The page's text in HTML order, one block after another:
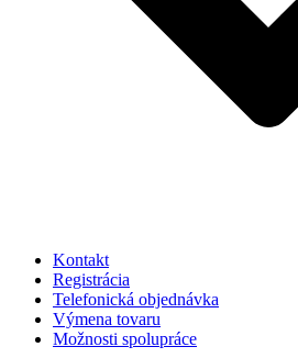
Kontakt
Registrácia
Telefonická objednávka
Výmena tovaru
Možnosti spolupráce